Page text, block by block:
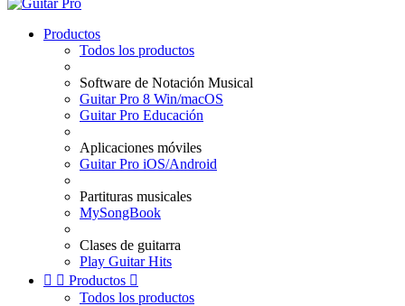
Productos
Todos los productos
Software de Notación Musical
Guitar Pro 8 Win/macOS
Guitar Pro Educación
Aplicaciones móviles
Guitar Pro iOS/Android
Partituras musicales
MySongBook
Clases de guitarra
Play Guitar Hits
  Productos 
Todos los productos